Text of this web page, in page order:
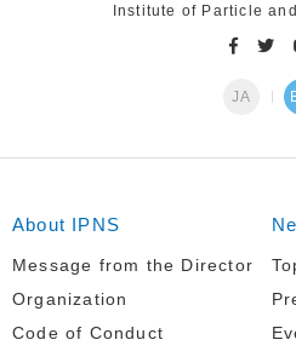
Institute of Particle
JA
About IPNS
Message from the Director
Organization
Code of Conduct